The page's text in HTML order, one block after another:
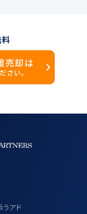
売却は
さい。
アド